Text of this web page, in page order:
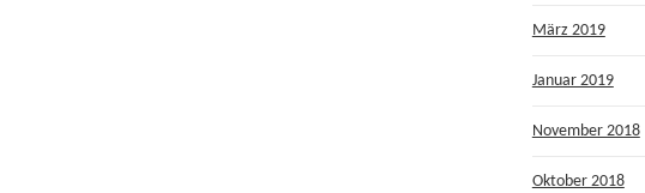
März 2019
Januar 2019
November 2018
Oktober 2018